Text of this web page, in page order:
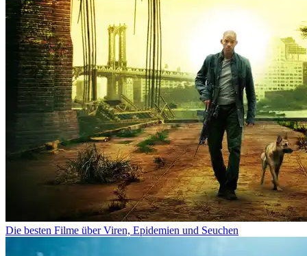
Die besten Filme über Viren, Epidemien und Seuchen